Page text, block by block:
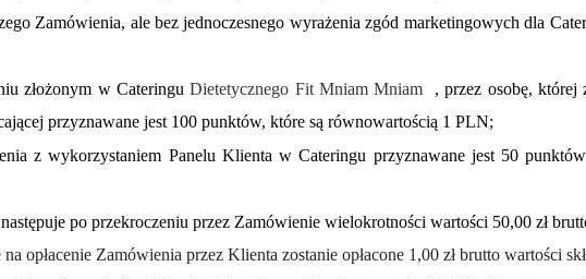
Zamówienia, ale bez jednoczesnego wyrażenia zgód marketingowych dla
złożonym w Cateringu Dietetycznego Fit Mniam Mniam
, przez osobę, której
przyznawane jest 100 punktów, które są równowartością 1 PLN;
z wykorzystaniem Panelu Klienta w Cateringu przyznawane jest 50
po przekroczeniu przez Zamówienie wielokrotności wartości 50,00 zł
opłacenie Zamówienia przez Klienta zostanie opłacone 1,00 zł brutto wartości